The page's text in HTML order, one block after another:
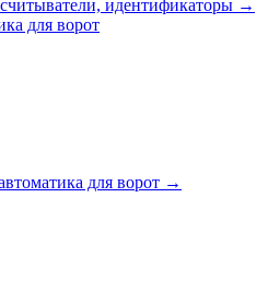
идентификаторы →
для ворот
для ворот →